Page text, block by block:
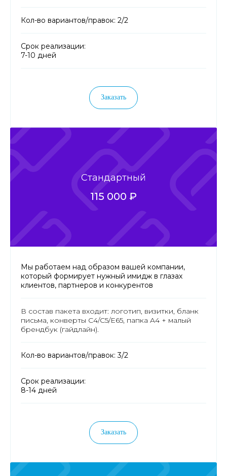
Кол-во вариантов/правок: 2/2
Срок реализации:
7-10 дней
Заказать
Стандартный
115 000 ₽
Мы работаем над образом вашей компании,
который формирует нужный имидж в глазах
клиентов, партнеров и конкурентов
В состав пакета входит: логотип, визитки, бланк
письма, конверты C4/C5/E65, папка A4 + малый
брендбук (гайдлайн).
Кол-во вариантов/правок: 3/2
Срок реализации:
8-14 дней
Заказать